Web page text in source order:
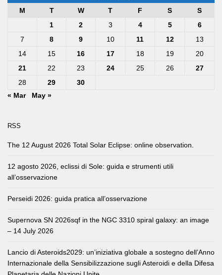
M
T W T F S
S
1
2 3 4 5
6
7
8 9 10 11 12
13
14
15 16 17 18 19
20
21
22 23 24 25 26
27
28
29
30
« Mar
May »
RSS
The 12 August 2026 Total Solar Eclipse: online observation.
12 agosto 2026, eclissi di Sole: guida e strumenti utili
all’osservazione
Perseidi 2026: guida pratica all’osservazione
Supernova SN 2026sqf in the NGC 3310 spiral galaxy: an image
– 14 July 2026
Lancio di Asteroids2029: un’iniziativa globale a sostegno dell’Anno
Internazionale della Sensibilizzazione sugli Asteroidi e della Difesa